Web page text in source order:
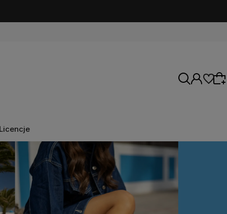
Wybierz coś dla siebie z naszej aktualnej
oferty lub zaloguj się, aby przywrócić dodane
produkty do listy z poprzedniej sesji.
Licencje